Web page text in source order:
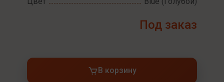
Под заказ
В корзину